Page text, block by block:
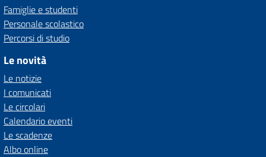
Famiglie e studenti
Personale scolastico
Percorsi di studio
Le novità
Le notizie
I comunicati
Le circolari
Calendario eventi
Le scadenze
Albo online